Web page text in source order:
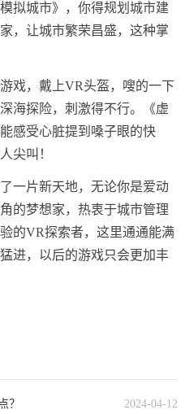
拟城市》，你得规划城市建
，让城市繁荣昌盛，这种掌
戏，戴上VR头盔，嗖的一下
海探险，刺激得不行。《虚
感受心脏提到嗓子眼的快
尖叫！
一片新天地，无论你是爱动
的梦想家，热衷于城市管理
的VR探索者，这里通通能满
进，以后的游戏只会更加丰
2024-04-12
？